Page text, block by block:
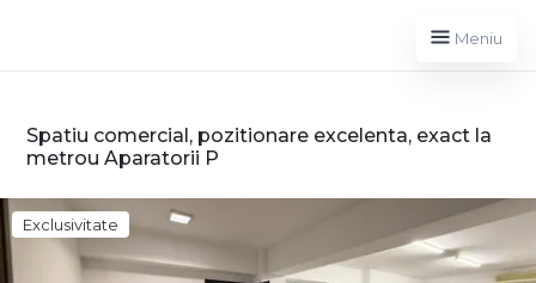
Meniu
Spatiu comercial, pozitionare excelenta, exact la
metrou Aparatorii P
Exclusivitate